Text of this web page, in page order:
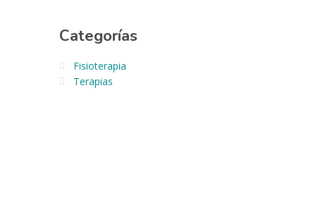
Categorías
Fisioterapia
Terapias